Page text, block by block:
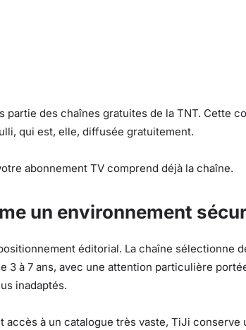
partie des chaînes gratuites de la TNT. Cette
qui est, elle, diffusée gratuitement.
abonnement TV comprend déjà la chaîne.
un environnement
éditorial. La chaîne sélectionne
à 7 ans, avec une attention particulière
inadaptés.
accès à un catalogue très vaste, TiJi conserve